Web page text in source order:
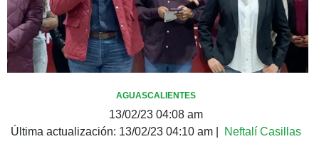
AGUASCALIENTES
13/02/23 04:08 am
Última actualización: 13/02/23 04:10 am Neftalí Casillas